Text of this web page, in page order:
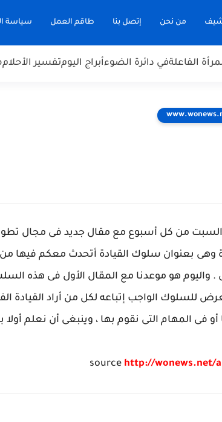
من نحن إتصل بنا طاقم العمل سياسة
الفاعلةفي دائرة الضوءأبراج اليومتفسير الأحلام
السبت من كل أسبوع مع مقال جديد فى مجال تطوير
وهى بعنوان سلوك القيادة أتحدث معكم فيها
هو موعدنا مع المقال الأول فى هذه
للسلوك الواجب إتباعه لكل من أراد القيادة
فى المهام التى نقوم بها ، وينبغى أن نعلم أولا
source http://wonews.net/